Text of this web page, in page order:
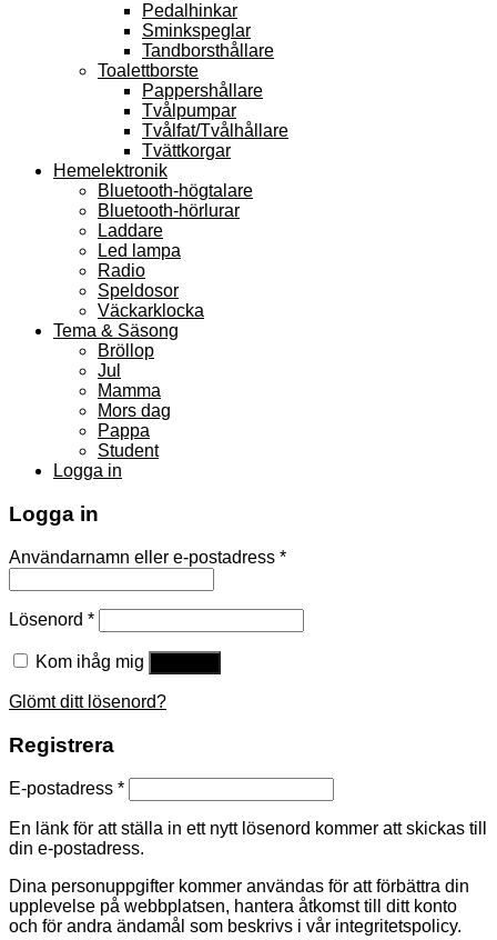
Pedalhinkar
Sminkspeglar
Tandborsthållare
Toalettborste
Pappershållare
Tvålpumpar
Tvålfat/Tvålhållare
Tvättkorgar
Hemelektronik
Bluetooth-högtalare
Bluetooth-hörlurar
Laddare
Led lampa
Radio
Speldosor
Väckarklocka
Tema & Säsong
Bröllop
Jul
Mamma
Mors dag
Pappa
Student
Logga in
Logga in
Användarnamn eller e-postadress *
Lösenord *
Kom ihåg mig
Glömt ditt lösenord?
Registrera
E-postadress *
En länk för att ställa in ett nytt lösenord kommer att skickas till
din e-postadress.
Dina personuppgifter kommer användas för att förbättra din
upplevelse på webbplatsen, hantera åtkomst till ditt konto
och för andra ändamål som beskrivs i vår integritetspolicy.